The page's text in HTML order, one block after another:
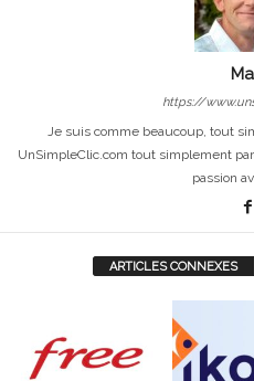
https://
Je suis comme beaucoup, tout
UnSimpleClic.com tout simplement
passion
ARTICLES CONNEXES